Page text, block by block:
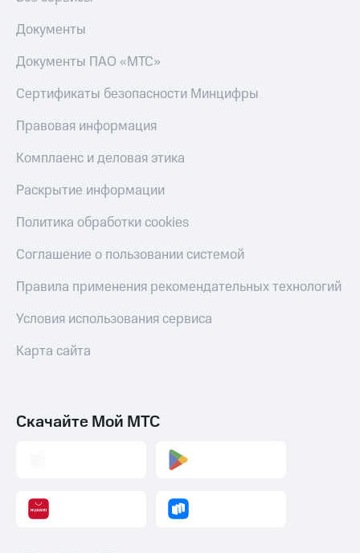
Документы
Документы ПАО «МТС»
Сертификаты безопасности Минцифры
Правовая информация
Комплаенс и деловая этика
Раскрытие информации
Политика обработки cookies
Соглашение о пользовании системой
Правила применения рекомендательных технологий
Условия использования сервиса
Карта сайта
Скачайте Мой МТС